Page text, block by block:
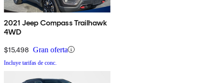
2021 Jeep Compass Trailhawk
4WD
$15,498 Gran oferta
Incluye tarifas de conc.